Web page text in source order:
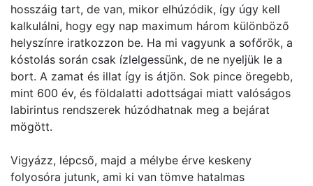
hosszáig tart, de van, mikor elhúzódik, így úgy kell
kalkulálni, hogy egy nap maximum három különböző
helyszínre iratkozzon be. Ha mi vagyunk a sofőrök, a
kóstolás során csak ízlelgessünk, de ne nyeljük le a
bort. A zamat és illat így is átjön. Sok pince öregebb,
mint 600 év, és földalatti adottságai miatt valóságos
labirintus rendszerek húzódhatnak meg a bejárat
mögött.
Vigyázz, lépcső, majd a mélybe érve keskeny
folyosóra jutunk, ami ki van tömve hatalmas